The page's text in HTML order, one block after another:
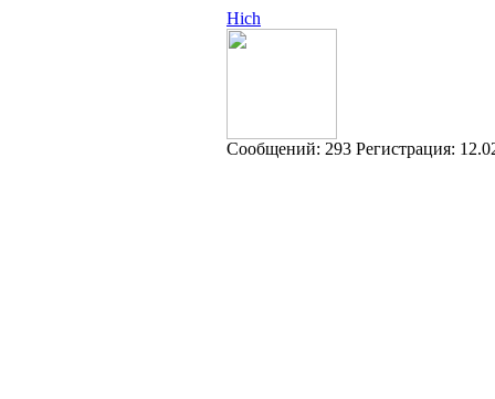
Hich
Cообщений: 293 Регистрация: